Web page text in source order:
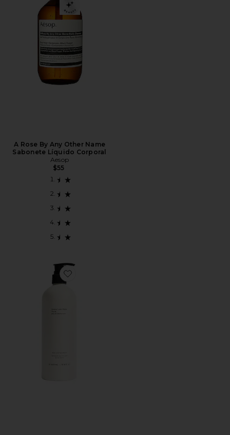
A Rose By Any Other Name
Sabonete Líquido Corporal
Aesop
$55
Favorite No.04 Bois de Balincourt Body and Hand